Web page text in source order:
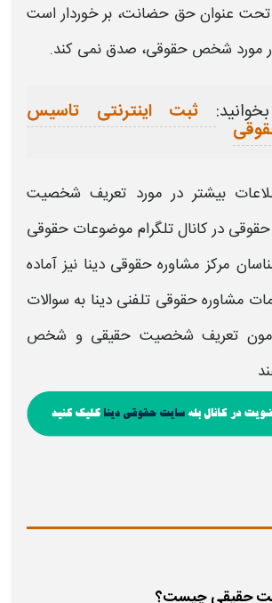
عنوان حق حضانت، بر خوردار است
مورد شخص حقوقی، صدق نمی کند.
ثبت اینترنتی تاسیس
بیشتر در مورد تعریف شخصیت
در کانال تلگرام موضوعات حقوقی
مرکز مشاوره حقوقی دینا نیز آماده
مشاوره حقوقی تلفنی دینا به سوالات
تعریف شخصیت حقیقی و شخص